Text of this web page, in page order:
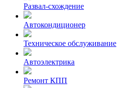
Развал-схождение
Автокондиционер
Техническое обслуживание
Автоэлектрика
Ремонт КПП